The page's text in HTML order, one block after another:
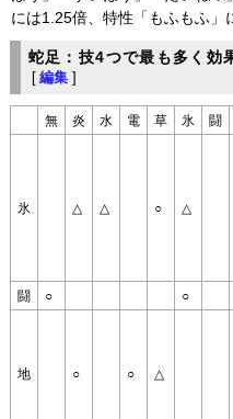
には1.25倍、特性「もふもふ」
蛇足：技4つで最も多く効
[ 編集 ]
無 炎 水 電 草 氷 闘
氷 △ △ ○ △
闘 ○ ○
地 ○ ○ △